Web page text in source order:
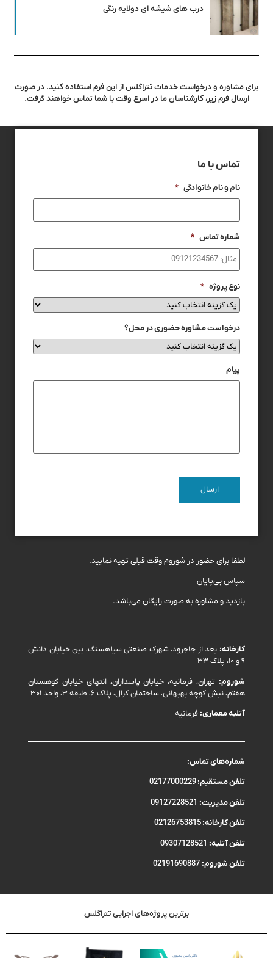
درب های شیشه ای دولایه رنگی
برای مشاوره و درخواست خدمات تتراگلس از این فرم استفاده کنید. در صورت
ارسال فرم زیر، کارشناسان ما در اسرع وقت با شما تماس خواهند گرفت.
تماس با ما
نام و نام خانوادگی *
شماره تماس *
نوع پروژه *
درخواست مشاوره حضوری در محل؟
پیام
لطفا برای حضور در شوروم وقت قبلی تهیه نمایید.
سپاس بی‌پایان
بازدید و مشاوره به صورت رایگان می‌باشد.
کارخانه: بعد از جاجرود، شهرک صنعتی سیاهسنگ، بین خیابان دانش
۹ و ۱۰، پلاک ۳۳
شوروم: تهران، فرمانیه، خیابان پاسداران، انتهای خیابان کوهستان
هفتم، نبش کوچه بهبهانی، ساختمان کرال، پلاک ۶، طبقه ۳، واحد ۳۰۱
آتلیه معماری: فرمانیه
شماره‌های تماس:
تلفن مستقیم:02177000229
تلفن مدیریت: 09127228521
تلفن کارخانه:02126753815
تلفن آتلیه: 09307128521
تلفن شوروم: 02191690887
برترین پروژه‌های اجرایی تتراگلس